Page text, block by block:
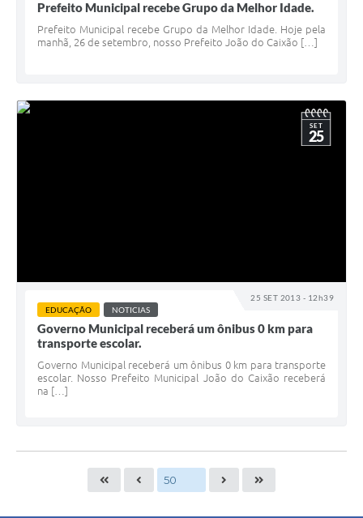
Prefeito Municipal recebe Grupo da Melhor Idade.
Prefeito Municipal recebe Grupo da Melhor Idade. Hoje pela
manhã, 26 de setembro, nosso Prefeito João do Caixão […]
25 SET 2013 - 12h39
SET
25
EDUCAÇÃO NOTICIAS
Governo Municipal receberá um ônibus 0 km para
transporte escolar.
Governo Municipal receberá um ônibus 0 km para transporte
escolar. Nosso Prefeito Municipal João do Caixão receberá
na […]